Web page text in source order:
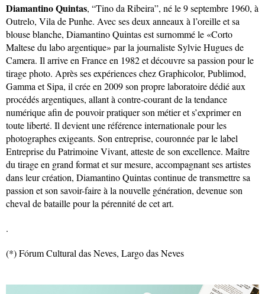
Diamantino Quintas, “Tino da Ribeira”, né le 9 septembre 1960, à
Outrelo, Vila de Punhe. Avec ses deux anneaux à l’oreille et sa
blouse blanche, Diamantino Quintas est surnommé le «Corto
Maltese du labo argentique» par la journaliste Sylvie Hugues de
Camera. Il arrive en France en 1982 et découvre sa passion pour le
tirage photo. Après ses expériences chez Graphicolor, Publimod,
Gamma et Sipa, il crée en 2009 son propre laboratoire dédié aux
procédés argentiques, allant à contre-courant de la tendance
numérique afin de pouvoir pratiquer son métier et s’exprimer en
toute liberté. Il devient une référence internationale pour les
photographes exigeants. Son entreprise, couronnée par le label
Entreprise du Patrimoine Vivant, atteste de son excellence. Maître
du tirage en grand format et sur mesure, accompagnant ses artistes
dans leur création, Diamantino Quintas continue de transmettre sa
passion et son savoir-faire à la nouvelle génération, devenue son
cheval de bataille pour la pérennité de cet art.
.
(*) Fórum Cultural das Neves, Largo das Neves